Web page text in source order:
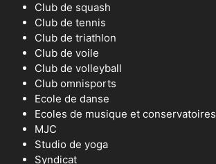
Club de squash
Club de tennis
Club de triathlon
Club de voile
Club de volleyball
Club omnisports
Ecole de danse
Ecoles de musique et conservatoires
MJC
Studio de yoga
Syndicat